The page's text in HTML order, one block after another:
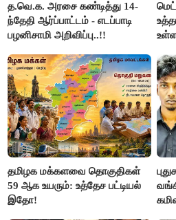
த.வெ.க. அரசை கண்டித்து 14-
ந்தேதி ஆர்ப்பாட்டம் - எடப்பாடி
பழனிசாமி அறிவிப்பு..!!
தமிழக மக்களவை தொகுதிகள்
59 ஆக உயரும்: உத்தேச பட்டியல்
இதோ!